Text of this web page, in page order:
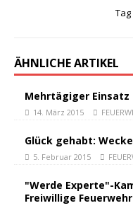
ÄHNLICHE ARTIKEL
Mehrtägiger Einsatz
14. März 2015
Glück gehabt:
5. Februar 2015
"Werde Experte"-
Freiwillige